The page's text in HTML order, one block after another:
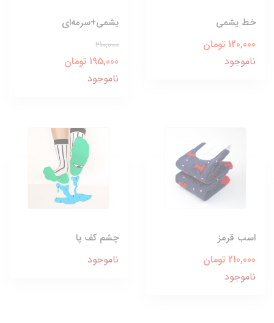
خط یشمی
120,000 تومان
ناموجود
یشمی+سرمه‌ای
210,000
195,000 تومان
ناموجود
اسب قرمز
210,000 تومان
ناموجود
چشم کف پا
ناموجود